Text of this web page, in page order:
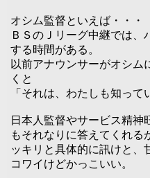
オシム監督といえば・・・
ＢＳのＪリーグ中継では
する時間がある。
以前アナウンサーがオシム
くと
「それは、わたしも知っ
日本人監督やサービス精神
もそれなりに答えてくれる
ッキリと具体的に訊けと、
コワイけどかっこいい。